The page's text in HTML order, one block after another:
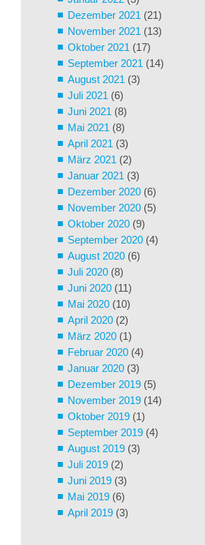
Dezember 2021 (21)
November 2021 (13)
Oktober 2021 (17)
September 2021 (14)
August 2021 (3)
Juli 2021 (6)
Juni 2021 (8)
Mai 2021 (8)
April 2021 (3)
März 2021 (2)
Januar 2021 (3)
Dezember 2020 (6)
November 2020 (5)
Oktober 2020 (9)
September 2020 (4)
August 2020 (6)
Juli 2020 (8)
Juni 2020 (11)
Mai 2020 (10)
April 2020 (2)
März 2020 (1)
Februar 2020 (4)
Januar 2020 (3)
Dezember 2019 (5)
November 2019 (14)
Oktober 2019 (1)
September 2019 (4)
August 2019 (3)
Juli 2019 (2)
Juni 2019 (3)
Mai 2019 (6)
April 2019 (3)